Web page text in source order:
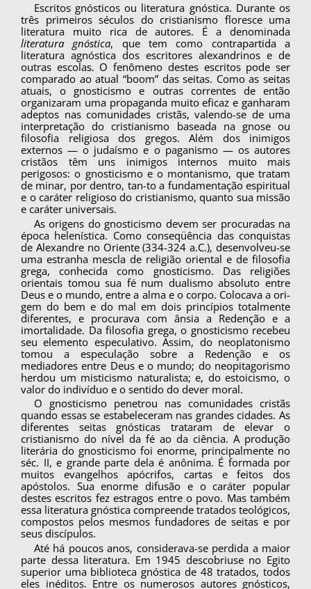
Escritos gnósticos ou literatura gnóstica. Du­rante os
três primeiros séculos do cristianismo floresce uma
literatura muito rica de autores. É a denominada
literatura gnóstica, que tem como contrapartida a
literatura agnóstica dos escritores alexandrinos e de
outras escolas. O fenômeno destes escritos pode ser
comparado ao atual “boom” das seitas. Como as seitas
atuais, o gnosticismo e outras correntes de então
organi­zaram uma propaganda muito eficaz e ganharam
adeptos nas comunidades cristãs, valendo-se de uma
interpretação do cristianismo baseada na gnose ou
filosofia religiosa dos gregos. Além dos inimigos
externos — o judaísmo e o paganismo — os autores
cristãos têm uns inimigos internos muito mais
perigosos: o gnosticismo e o montanismo, que tratam
de minar, por dentro, tan-to a fundamentação espiritual
e o caráter religio­so do cristianismo, quanto sua missão
e caráter universais.
As origens do gnosticismo devem ser procu­radas na
época helenística. Como conseqüência das conquistas
de Alexandre no Oriente (334-324 a.C.), desenvolveu-se
uma estranha mescla de religião oriental e de filosofia
grega, conhecida como gnosticismo. Das religiões
orientais tomou sua fé num dualismo absoluto entre
Deus e o mundo, entre a alma e o corpo. Colocava a ori­
gem do bem e do mal em dois princípios total­mente
diferentes, e procurava com ânsia a Re­denção e a
imortalidade. Da filosofia grega, o gnosticismo recebeu
seu elemento especulativo. Assim, do neoplatonismo
tomou a especulação sobre a Redenção e os
mediadores entre Deus e o mundo; do neopitagorismo
herdou um misticis­mo naturalista; e, do estoicismo, o
valor do indi­víduo e o sentido do dever moral.
O gnosticismo penetrou nas comunidades cris­tãs
quando essas se estabeleceram nas grandes cidades. As
diferentes seitas gnósticas trataram de elevar o
cristianismo do nível da fé ao da ciên­cia. A produção
literária do gnosticismo foi enor­me, principalmente no
séc. II, e grande parte dela é anônima. É formada por
muitos evangelhos apócrifos, cartas e feitos dos
apóstolos. Sua enor­me difusão e o caráter popular
destes escritos fez estragos entre o povo. Mas também
essa literatu­ra gnóstica compreende tratados teológicos,
com­postos pelos mesmos fundadores de seitas e por
seus discípulos.
Até há poucos anos, considerava-se perdida a maior
parte dessa literatura. Em 1945 descobriu­se no Egito
superior uma biblioteca gnóstica de 48 tratados, todos
eles inéditos. Entre os numero­sos autores gnósticos,